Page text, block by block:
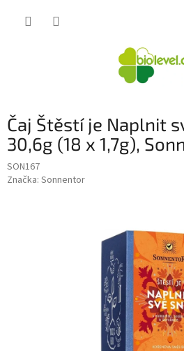
Čaj Štěstí je Naplnit
30,6g (18 x 1,7g),
SON167
Značka: Sonnentor